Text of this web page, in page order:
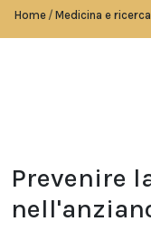
Home Medicina e ricerca
Prevenire